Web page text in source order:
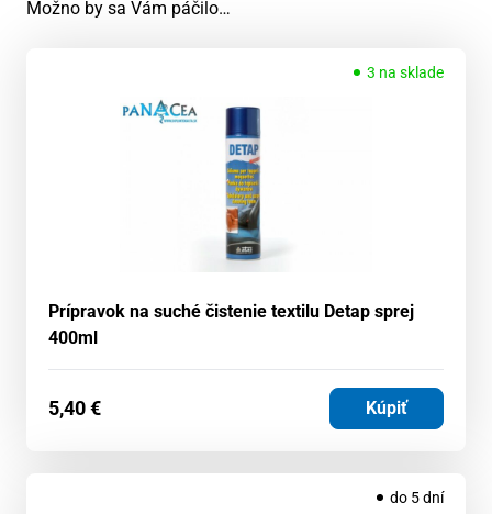
Možno by sa Vám páčilo…
3 na sklade
Prípravok na suché čistenie textilu Detap sprej
400ml
5,40€ Kúpiť
do 5 dní